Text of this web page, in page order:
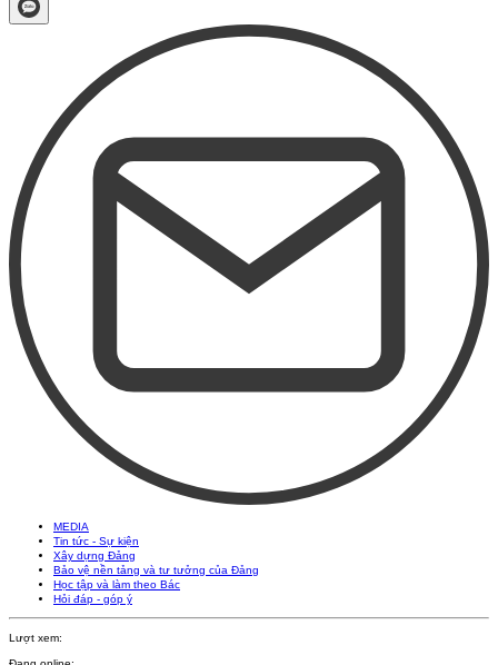
MEDIA
Tin tức - Sự kiện
Xây dựng Đảng
Bảo vệ nền tảng và tư tưởng của Đảng
Học tập và làm theo Bác
Hỏi đáp - góp ý
Lượt xem: